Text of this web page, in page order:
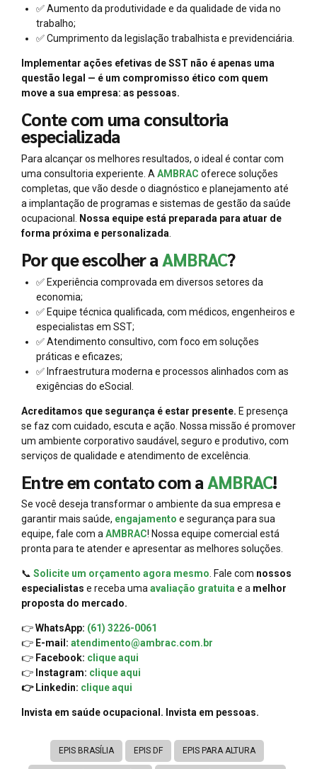
✅ Aumento da produtividade e da qualidade de vida no
trabalho;
✅ Cumprimento da legislação trabalhista e previdenciária.
Implementar ações efetivas de SST não é apenas uma
questão legal — é um compromisso ético com quem
move a sua empresa: as pessoas.
Conte com uma consultoria
especializada
Para alcançar os melhores resultados, o ideal é contar com
uma consultoria experiente. A AMBRAC oferece soluções
completas, que vão desde o diagnóstico e planejamento até
a implantação de programas e sistemas de gestão da saúde
ocupacional.
Nossa equipe está preparada para atuar de
forma próxima e personalizada
Por que escolher aAMBRAC?
✅ Experiência comprovada em diversos setores da
economia;
✅ Equipe técnica qualificada, com médicos, engenheiros e
especialistas em SST;
✅ Atendimento consultivo, com foco em soluções
práticas e eficazes;
✅ Infraestrutura moderna e processos alinhados com as
exigências do eSocial.
Acreditamos que segurança é estar presente. E presença
se faz com cuidado, escuta e ação. Nossa missão é promover
um ambiente corporativo saudável, seguro e produtivo, com
serviços de qualidade e atendimento de excelência.
Entre em contato com aAMBRAC!
Se você deseja transformar o ambiente da sua empresa e
garantir mais saúde, engajamento e segurança para sua
equipe, fale com aAMBRAC! Nossa equipe comercial está
pronta para te atender e apresentar as melhores soluções.
📞 Solicite um orçamento agora mesmo. Fale com nossos
especialistas e receba umaavaliação gratuitae a melhor
proposta do mercado.
👉WhatsApp: (61) 3226-0061
👉 E-mail: atendimento@ambrac.com.br
👉 Facebook: clique aqui
👉 Instagram: clique aqui
👉 Linkedin: clique aqui
Invista em saúde ocupacional. Invista em pessoas.
EPIS BRASÍLIA EPIS DF EPIS PARA ALTURA